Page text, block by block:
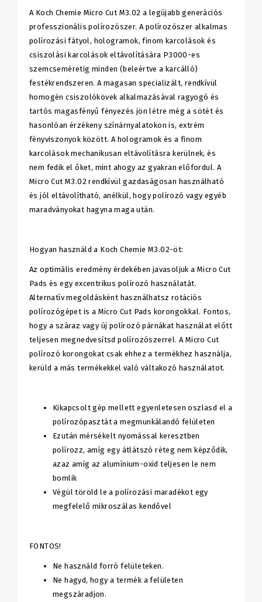
A Koch Chemie Micro Cut M3.02 a legújabb generációs
professzionális polírozószer. A polírozószer alkalmas
polírozási fátyol, hologramok, finom karcolások és
csiszolási karcolások eltávolítására P3000-es
szemcseméretig minden (beleértve a karcálló)
festékrendszeren. A magasan specializált, rendkívül
homogén csiszolókövek alkalmazásával ragyogó és
tartós magasfényű fényezés jön létre még a sötét és
hasonlóan érzékeny színárnyalatokon is, extrém
fényviszonyok között. A hologramok és a finom
karcolások mechanikusan eltávolításra kerülnek, és
nem fedik el őket, mint ahogy az gyakran előfordul. A
Micro Cut M3.02 rendkívül gazdaságosan használható
és jól eltávolítható, anélkül, hogy polírozó vagy egyéb
maradványokat hagyna maga után.
Hogyan használd a Koch Chemie M3.02-öt:
Az optimális eredmény érdekében javasoljuk a Micro Cut
Pads és egy excentrikus polírozó használatát.
Alternatív megoldásként használhatsz rotációs
polírozógépet is a Micro Cut Pads korongokkal. Fontos,
hogy a száraz vagy új polírozó párnákat használat előtt
teljesen megnedvesítsd polírozószerrel. A Micro Cut
polírozó korongokat csak ehhez a termékhez használja,
kerüld a más termékekkel való váltakozó használatot.
Kikapcsolt gép mellett egyenletesen oszlasd el a
polírozópasztát a megmunkálandó felületen
Ezután mérsékelt nyomással keresztben
polírozz, amíg egy átlátszó réteg nem képződik,
azaz amíg az alumínium-oxid teljesen le nem
bomlik
Végül töröld le a polírozási maradékot egy
megfelelő mikroszálas kendővel
FONTOS!
Ne használd forró felületeken.
Ne hagyd, hogy a termék a felületen
megszáradjon.